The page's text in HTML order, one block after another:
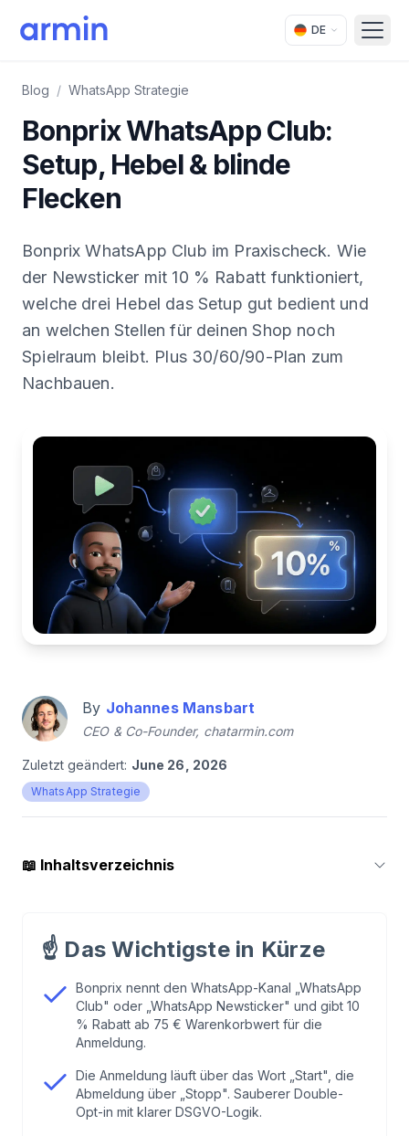
DE
Blog / WhatsApp Strategie
Bonprix WhatsApp Club:
Setup, Hebel & blinde
Flecken
Bonprix WhatsApp Club im Praxischeck. Wie
der Newsticker mit 10 % Rabatt funktioniert,
welche drei Hebel das Setup gut bedient und
an welchen Stellen für deinen Shop noch
Spielraum bleibt. Plus 30/60/90-Plan zum
Nachbauen.
By Johannes Mansbart
CEO & Co-Founder, chatarmin.com
Zuletzt geändert: June 26, 2026
WhatsApp Strategie
📖 Inhaltsverzeichnis
So funktioniert der Bonprix WhatsApp Club
Schritt für Schritt
Drei Dinge, die du dir vom Bonprix Setup
Wo Bonprix WhatsApp Hebel offen lässt
☝️ Das Wichtigste in Kürze
Bonprix nennt den WhatsApp-Kanal „WhatsApp
Club" oder „WhatsApp Newsticker" und gibt 10
% Rabatt ab 75 € Warenkorbwert für die
Anmeldung.
Die Anmeldung läuft über das Wort „Start", die
Abmeldung über „Stopp". Sauberer Double-
Opt-in mit klarer DSGVO-Logik.